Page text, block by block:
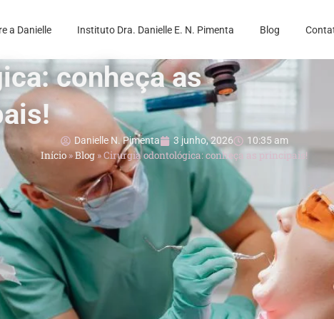
a Danielle Instituto Dra. Danielle E. N. Pimenta Blog
conheça as
Danielle N. Pimenta 3 junho, 2026 10:35 am
Início»Blog »Cirurgia odontológica: conheça as principais!